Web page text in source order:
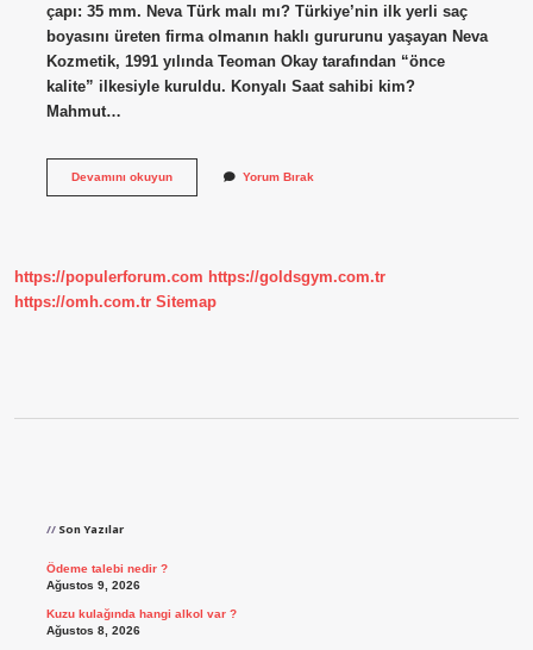
çapı: 35 mm. Neva Türk malı mı? Türkiye’nin ilk yerli saç
boyasını üreten firma olmanın haklı gururunu yaşayan Neva
Kozmetik, 1991 yılında Teoman Okay tarafından “önce
kalite” ilkesiyle kuruldu. Konyalı Saat sahibi kim?
Mahmut…
Devamını okuyunNacar
Yorum Bırak
https://populerforum.com https://goldsgym.com.tr
https://omh.com.tr Sitemap
Son Yazılar
Ödeme talebi nedir ?
Ağustos 9, 2026
Kuzu kulağında hangi alkol var ?
Ağustos 8, 2026